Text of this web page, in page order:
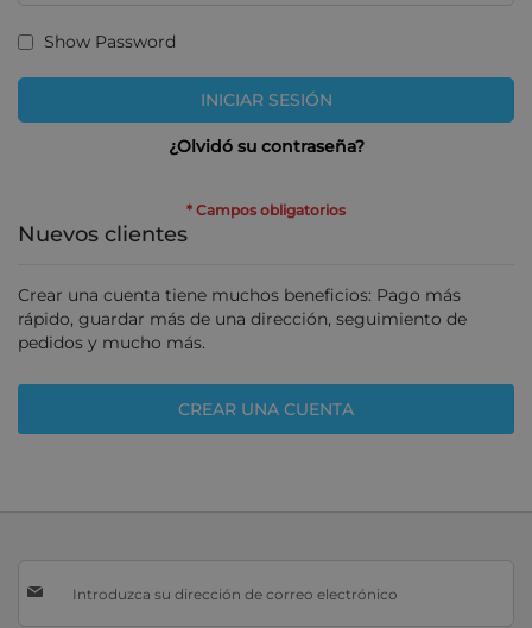
Show Password
INICIAR SESIÓN
¿Olvidó su contraseña?
Nuevos clientes
Crear una cuenta tiene muchos beneficios: Pago más
rápido, guardar más de una dirección, seguimiento de
pedidos y mucho más.
CREAR UNA CUENTA